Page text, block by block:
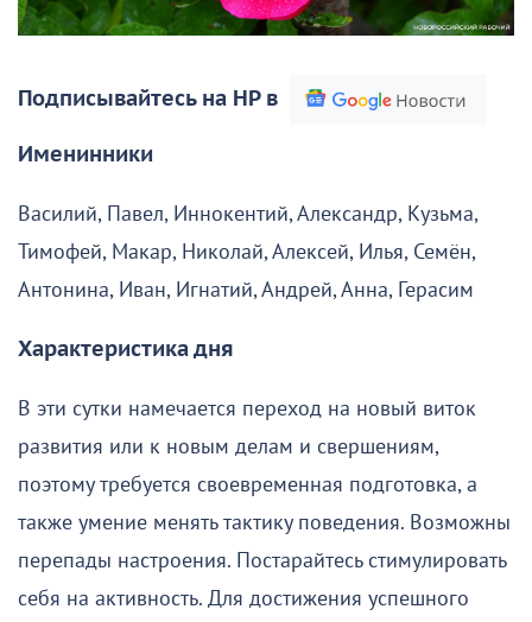
Подписывайтесь на НР в
Именинники
Василий, Павел, Иннокентий, Александр, Кузьма,
Тимофей, Макар, Николай, Алексей, Илья, Семён,
Антонина, Иван, Игнатий, Андрей, Анна, Герасим
Характеристика дня
В эти сутки намечается переход на новый виток
развития или к новым делам и свершениям,
поэтому требуется своевременная подготовка, а
также умение менять тактику поведения. Возможны
перепады настроения. Постарайтесь стимулировать
себя на активность. Для достижения успешного